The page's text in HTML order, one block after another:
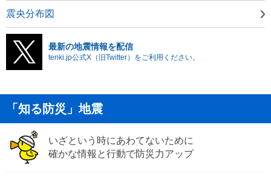
震央分布図
最新の地震情報を配信
tenki.jp公式X（旧Twitter）をご利用ください。
「知る防災」地震
いざという時にあわてないために
確かな情報と行動で防災力アップ